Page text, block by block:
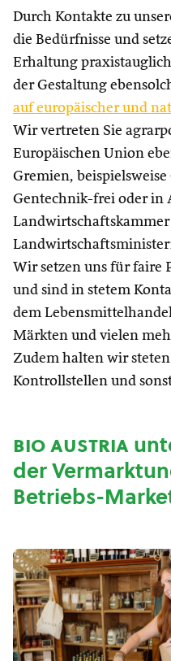
Durch Kontakte zu
die Bedürfnisse und
Erhaltung
der Gestaltung
auf europäischer und
Wir vertreten Sie
Europäischen Union
Gremien,
Gentechnik-frei oder in
Landwirtschaftskammer
Wir setzen uns für faire
und sind in stetem
dem
Märkten und vielen
Zudem halten wir
Kontrollstellen und
bio austria
der
Betriebs-